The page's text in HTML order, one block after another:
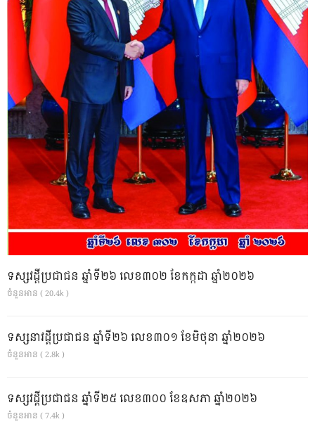
ទស្សវដ្តីប្រជាជន ឆ្នាំទី២៦ លេខ៣០២ ខែកក្កដា ឆ្នាំ២០២៦
ចំនួនអាន ( 20.4k )
ទស្សនាវដ្ដីប្រជាជន ឆ្នាំទី២៦ លេខ៣០១ ខែមិថុនា ឆ្នាំ២០២៦
ចំនួនអាន ( 2.8k )
ទស្សវដ្តីប្រជាជន ឆ្នាំទី២៥ លេខ៣០០ ខែឧសភា ឆ្នាំ២០២៦
ចំនួនអាន ( 7.4k )